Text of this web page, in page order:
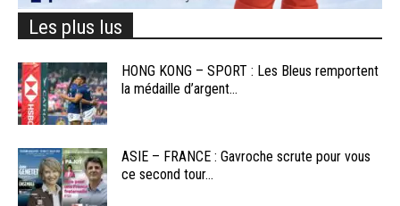
Les plus lus
HONG KONG – SPORT : Les Bleus remportent
la médaille d’argent...
ASIE – FRANCE : Gavroche scrute pour vous
ce second tour...